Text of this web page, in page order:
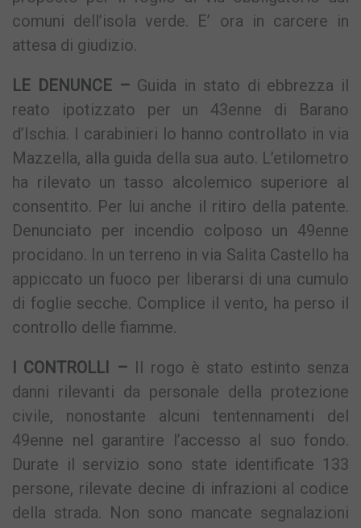
comuni dell’isola verde. E’ ora in carcere in
attesa di giudizio.
LE DENUNCE – Guida in stato di ebbrezza il
reato ipotizzato per un 43enne di Barano
d’Ischia. I carabinieri lo hanno controllato in via
Mazzella, alla guida della sua auto. L’etilometro
ha rilevato un tasso alcolemico superiore al
consentito. Per lui anche il ritiro della patente.
Denunciato per incendio colposo un 49enne
procidano. In un terreno in via Salita Castello ha
appiccato un fuoco per liberarsi di una cumulo
di foglie secche. Complice il vento, ha perso il
controllo delle fiamme.
I CONTROLLI – Il rogo è stato estinto senza
danni rilevanti da personale della protezione
civile, nonostante alcuni tentennamenti del
49enne nel garantire l’accesso al suo fondo.
Durate il servizio sono state identificate 133
persone, rilevate decine di infrazioni al codice
della strada. Non sono mancate segnalazioni